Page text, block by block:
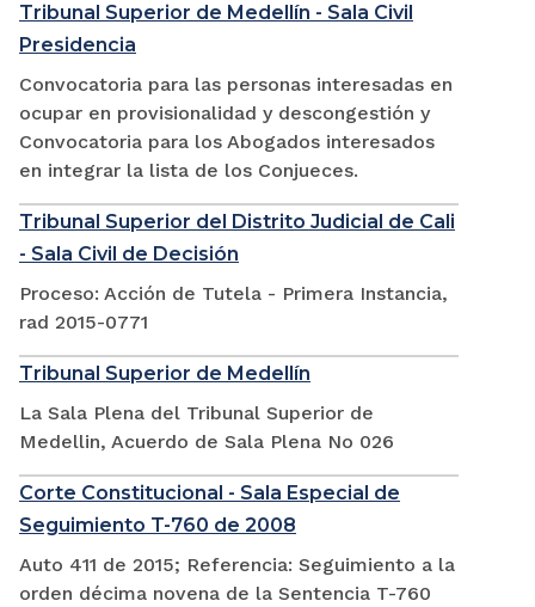
Tribunal Superior de Medellín - Sala Civil
Presidencia
Convocatoria para las personas interesadas en
ocupar en provisionalidad y descongestión y
Convocatoria para los Abogados interesados
en integrar la lista de los Conjueces.
Tribunal Superior del Distrito Judicial de Cali
- Sala Civil de Decisión
Proceso: Acción de Tutela - Primera Instancia,
rad 2015-0771
Tribunal Superior de Medellín
La Sala Plena del Tribunal Superior de
Medellin, Acuerdo de Sala Plena No 026
Corte Constitucional - Sala Especial de
Seguimiento T-760 de 2008
Auto 411 de 2015; Referencia: Seguimiento a la
orden décima novena de la Sentencia T-760